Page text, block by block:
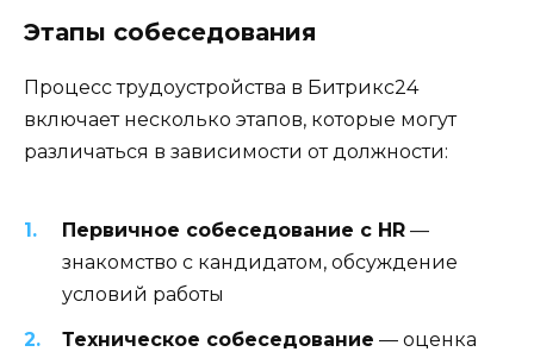
Этапы собеседования
Процесс трудоустройства в Битрикс24
включает несколько этапов, которые могут
различаться в зависимости от должности:
Первичное собеседование с HR —
знакомство с кандидатом, обсуждение
условий работы
Техническое собеседование — оценка